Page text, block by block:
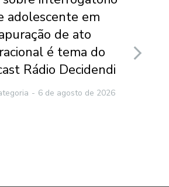
adolescente em
de ato
é tema do
Rádio Decidendi
6 de agosto de 2026